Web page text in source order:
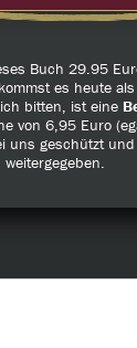
Buch 29.95
es heute als
bitten, ist eine
von 6,95 Euro
uns geschützt
weitergegeben.